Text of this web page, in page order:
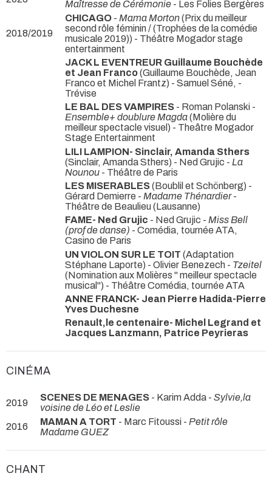
Maîtresse de Cérémonie - Les Folies Bergères
2018/2019
CHICAGO - Mama Morton(Prix du meilleur
second rôle féminin / (Trophées de la comédie
musicale 2019)) - Théâtre Mogador stage
entertainment
JACK L EVENTREUR Guillaume Bouchède
et Jean Franco(Guillaume Bouchède, Jean
Franco et Michel Frantz) - Samuel Séné, -
Trévise
LE BAL DES VAMPIRES - Roman Polanski -
Ensemble+ doublure Magda(Molière du
meilleur spectacle visuel) - Theâtre Mogador
Stage Entertainment
LILI LAMPION- Sinclair, Amanda Sthers
(Sinclair, Amanda Sthers) - Ned Grujic - La
Nounou - Théâtre de Paris
LES MISERABLES(Boublil et Schönberg) -
Gérard Demierre - Madame Thénardier-
Théâtre de Beaulieu (Lausanne)
FAME- Ned Grujic - Ned Grujic - Miss Bell
(prof de danse) - Comédia, tournée ATA,
Casino de Paris
UN VIOLON SUR LE TOIT (Adaptation
Stéphane Laporte) - Olivier Benezech - Tzeitel
(Nomination aux Molières " meilleur spectacle
musical") - Théâtre Comédia, tournée ATA
ANNE FRANCK- Jean Pierre Hadida-Pierre
Yves Duchesne
Renault,le centenaire- Michel Legrand et
Jacques Lanzmann, Patrice Peyrieras
CINÉMA
2019 SCENES DE MENAGES - Karim Adda - Sylvie,la
voisine de Léo et Leslie
2016
MAMAN A TORT - Marc Fitoussi - Petit rôle
Madame GUEZ
CHANT